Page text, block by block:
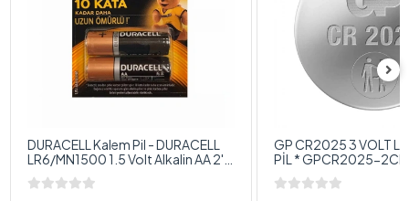
DURACELL Kalem Pil - DURACELL
LR6/MN1500 1.5 Volt Alkalin AA 2'LI
Kalem Pil
GP CR2025 3 VOLT
PİL * GPCR2025-
Pil